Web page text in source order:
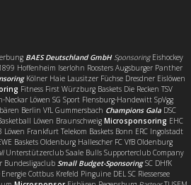
BAES Deutschland GmbH SponsoringEishockey
Hoffenheim Iserlohn Roosters Augsburger Panther
Kölner Haie Lausitzer Füchse Dresdner Eislöwen
Fitness First Würzburg Baskets Die Recken TSV
Neckar Löwen SG Sport Flensburg-Handewitt SpVgg
Berlin VfL Gummersbach Champions GalaDSC
Löwen Braunschweig Microsponsoring EHC
Frankfurt Telekom Baskets Bonn ERC Ingolstadt
Baskets Oldenburg Hallescher FC VfB Oldenburg
Unterstützerclub Saale Bulls Supporterclub Company
Bundesligaclub Small Budget-SponsoringSC DHfK
Cottbus Krefeld Pinguine DEL SC Riessersee